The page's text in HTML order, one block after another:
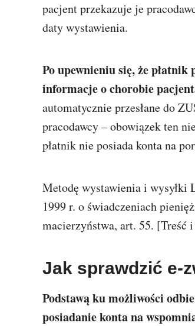
pacjent przekazuje je
daty wystawienia.
Po upewnieniu się, że
informacje o chorobie
automatycznie przesłane do
pracodawcy – obowiązek ten
płatnik nie posiada konta na
Metodę wystawienia i wysyłki
1999 r. o świadczeniach
macierzyństwa, art. 55. [Treść
Jak sprawdzić e-
Podstawą ku możliwości
posiadanie konta na